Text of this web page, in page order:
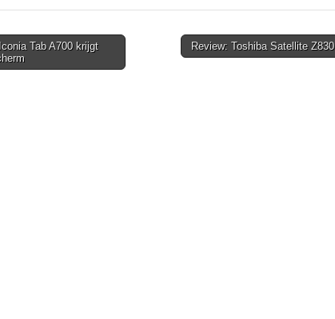
Tab A700 krijgt
Review: Toshiba Satellite